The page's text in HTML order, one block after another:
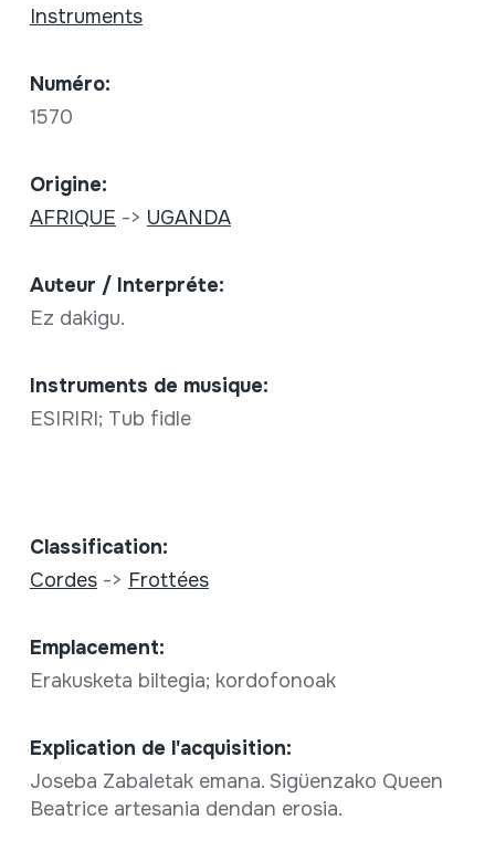
Instruments
Numéro:
1570
Origine:
AFRIQUE -> UGANDA
Auteur / Interpréte:
Ez dakigu.
Instruments de musique:
ESIRIRI; Tub fidle
Classification:
Cordes-> Frottées
Emplacement:
Erakusketa biltegia; kordofonoak
Explication de l'acquisition:
Joseba Zabaletak emana. Sigüenzako Queen
Beatrice artesania dendan erosia.